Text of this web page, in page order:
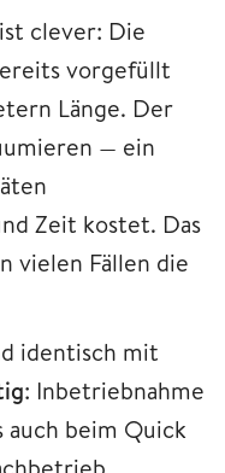
clever: Die
vorgefüllt
Länge. Der
— ein
Zeit kostet. Das
vielen Fällen die
identisch mit
: Inbetriebnahme
beim Quick